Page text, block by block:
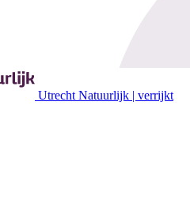
Utrecht Natuurlijk | verrijkt